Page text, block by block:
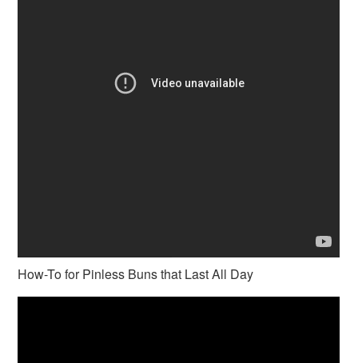
How-To for Pinless Buns that Last All Day